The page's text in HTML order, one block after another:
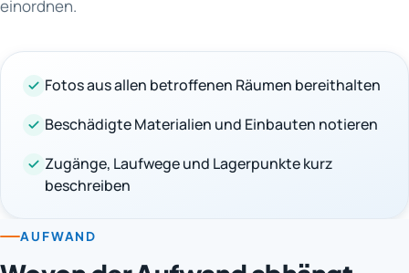
einordnen.
Fotos aus allen betroffenen Räumen bereithalten
Beschädigte Materialien und Einbauten notieren
Zugänge, Laufwege und Lagerpunkte kurz
beschreiben
AUFWAND